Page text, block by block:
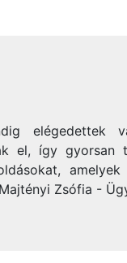
elégedettek
el, így gyorsan
Zsófia -